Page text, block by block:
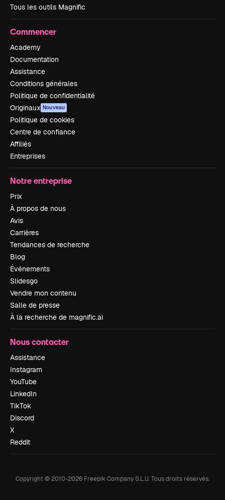
Tous les outils Magnific
Commencer
Academy
Documentation
Assistance
Conditions générales
Politique de confidentialité
Originaux Nouveau
Politique de cookies
Centre de confiance
Affiliés
Entreprises
Notre entreprise
Prix
À propos de nous
Avis
Carrières
Tendances de recherche
Blog
Événements
Slidesgo
Vendre mon contenu
Salle de presse
À la recherche de magnific.ai
Nous contacter
Assistance
Instagram
YouTube
LinkedIn
TikTok
Discord
X
Reddit
Copyright © 2010-2026 Freepik Company S.L.U.Tous droits réservés.